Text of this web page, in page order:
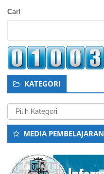
Sidebar
Cari
KATEGORI
Kategori
MEDIA PEMBELAJARAN